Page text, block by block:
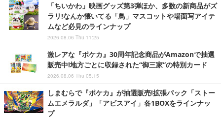
「ちいかわ」映画グッズ第3弾ほか、多数の新商品がズ
ラリ!なんか懐いてる「鳥」マスコットや場面写アイテ
ムなど必見のラインナップ
2026.08.06 Thu 11:25
激レアな『ポケカ』30周年記念商品がAmazonで抽選
販売中!地方ごとに収録された“御三家”の特別カード
2026.08.06 Thu 05:15
しまむらで『ポケカ』が抽選販売!拡張パック「ストー
ムエメラルダ」「アビスアイ」各1BOXをラインナッ
プ